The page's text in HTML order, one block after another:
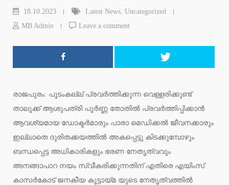
18.10.2023 Latest News, Uncategorized
MB Admin
Leave a comment
രാജപുരം: പൂടംകല്ല് പ്രവർത്തിക്കുന്ന വെള്ളരിക്കുണ്ട്
താലൂക്ക് ആശുപത്രി പൂർണ്ണ തോതിൽ പ്രവർത്തിപ്പിക്കാൻ
ആവശ്യമായ ഡോക്ടർമാരും പാരാ മെഡിക്കൽ ജീവനക്കാരും
ഇല്ലാതെ ദുരിതക്കയത്തിൽ അകപ്പെട്ടു കിടക്കുമ്പോഴും
ബന്ധപ്പെട്ട അധികാരികളും ഭരണ നേതൃത്വവും
അനങ്ങാപാറ നയം സ്വീകരിക്കുന്നതിന് എതിരെ എയിംസ്
കാസർകോട് ജനകീയ കൂട്ടായ്മ യുടെ നേതൃത്വത്തിൽ